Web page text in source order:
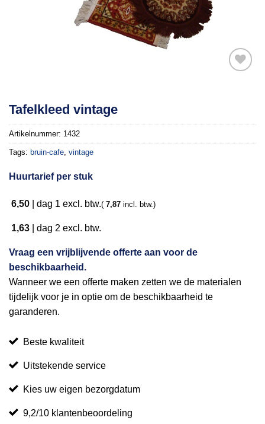
verlanglijst
Tafelkleed vintage
Artikelnummer: 1432
Tags: bruin-cafe, vintage
Huurtarief per stuk
6,50 dag 1 excl. btw.( 7,87 incl. btw.)
1,63 dag 2 excl. btw.
Vraag een vrijblijvende offerte aan voor de
beschikbaarheid.
Wanneer we een offerte maken zetten we de materialen
tijdelijk voor je in optie om de beschikbaarheid te
garanderen.
Beste kwaliteit
Uitstekende service
Kies uw eigen bezorgdatum
9,2/10 klantenbeoordeling